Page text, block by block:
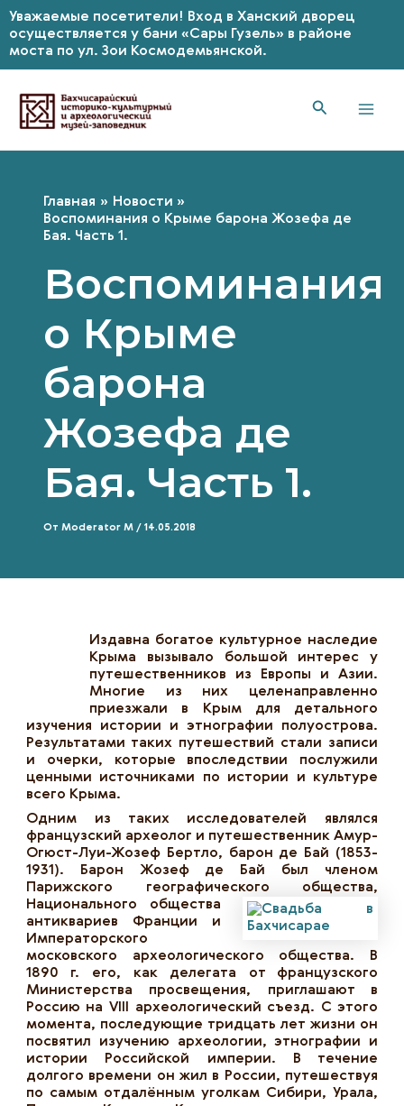
Уважаемые посетители! Вход в Ханский дворец
осуществляется у бани «Сары Гузель» в районе
моста по ул. Зои Космодемьянской.
содержимому
Главная
Новости
Воспоминания о Крыме барона Жозефа де
Бая. Часть 1.
Воспоминания
о Крыме
барона
Жозефа де
Бая. Часть 1.
От Moderator M / 14.05.2018
Издавна богатое культурное наследие
Крыма вызывало большой интерес у
путешественников из Европы и Азии.
Многие из них целенаправленно
приезжали в Крым для детального
изучения истории и этнографии полуострова.
Результатами таких путешествий стали записи
и очерки, которые впоследствии послужили
ценными источниками по истории и культуре
всего Крыма.
Одним из таких исследователей являлся
французский археолог и путешественник Амур-
Огюст-Луи-Жозеф Бертло, барон де Бай (1853-
1931). Барон Жозеф де Бай был членом
Парижского географического общества,
Национального общества
антиквариев Франции и
Императорского
московского археологического общества. В
1890 г. его, как делегата от французского
Министерства просвещения, приглашают в
Россию на VIII археологический съезд. С этого
момента, последующие тридцать лет жизни он
посвятил изучению археологии, этнографии и
истории Российской империи. В течение
долгого времени он жил в России, путешествуя
по самым отдалённым уголкам Сибири, Урала,